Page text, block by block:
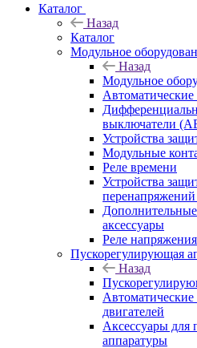
Каталог
Назад
Каталог
Модульное
Назад
Модульное
выключатели
Устройства
Модульные
Реле времени
Устройства
аксессуары
Реле напряжения
Пускорегулирующая
Назад
двигателей
Аксессуары для
аппаратуры